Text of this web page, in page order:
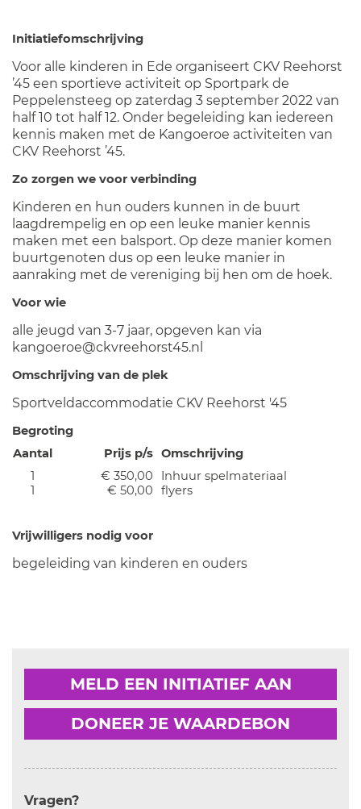
Initiatiefomschrijving
Voor alle kinderen in Ede organiseert CKV Reehorst
’45 een sportieve activiteit op Sportpark de
Peppelensteeg op zaterdag 3 september 2022 van
half 10 tot half 12. Onder begeleiding kan iedereen
kennis maken met de Kangoeroe activiteiten van
CKV Reehorst ’45.
Zo zorgen we voor verbinding
Kinderen en hun ouders kunnen in de buurt
laagdrempelig en op een leuke manier kennis
maken met een balsport. Op deze manier komen
buurtgenoten dus op een leuke manier in
aanraking met de vereniging bij hen om de hoek.
Voor wie
alle jeugd van 3-7 jaar, opgeven kan via
kangoeroe@ckvreehorst45.nl
Omschrijving van de plek
Sportveldaccommodatie CKV Reehorst '45
Begroting
Aantal
Prijs p/s Omschrijving
1
€ 350,00
Inhuur spelmateriaal
1
€ 50,00 flyers
Vrijwilligers nodig voor
begeleiding van kinderen en ouders
MELD EEN INITIATIEF AAN
DONEER JE WAARDEBON
Vragen?